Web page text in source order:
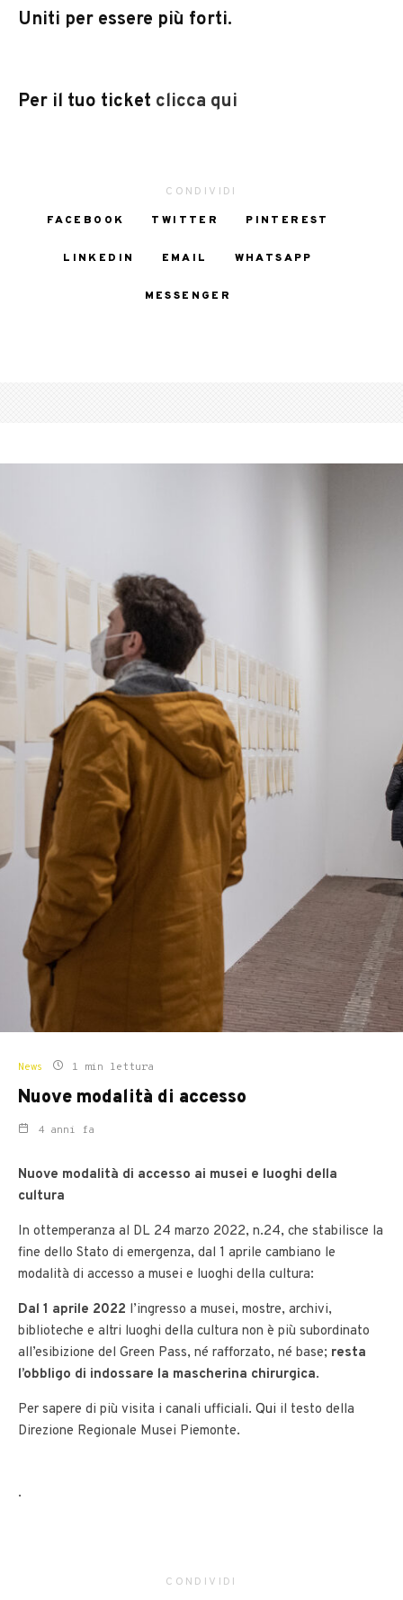
Uniti per essere più forti.
Per il tuo ticket clicca qui
CONDIVIDI
FACEBOOK
TWITTER PINTEREST
LINKEDIN EMAIL WHATSAPP
MESSENGER
News 1 min lettura
Nuove modalità di accesso
4 anni fa
Nuove modalità di accesso ai musei e luoghi della
cultura
In ottemperanza al DL 24 marzo 2022, n.24, che stabilisce la
fine dello Stato di emergenza, dal 1 aprile cambiano le
modalità di accesso a musei e luoghi della cultura:
Dal 1 aprile 2022 l’ingresso a musei, mostre, archivi,
biblioteche e altri luoghi della cultura non è più subordinato
all’esibizione del Green Pass, né rafforzato, né base; resta
l’obbligo di indossare la mascherina chirurgica.
Per sapere di più visita i canali ufficiali. Qui il testo della
Direzione Regionale Musei Piemonte.
.
CONDIVIDI